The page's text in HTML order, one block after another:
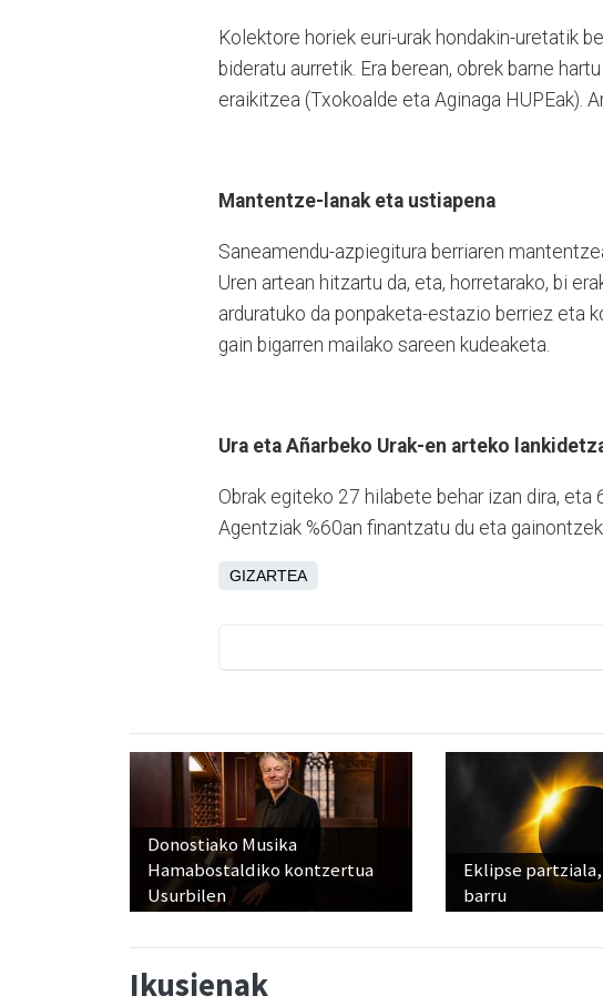
Kolektore horiek euri-urak hondakin-uretatik
bideratu aurretik. Era berean, obrek barne
eraikitzea (Txokoalde eta Aginaga HUPEak).
Mantentze-lanak eta ustiapena
Saneamendu-azpiegitura berriaren
Uren artean hitzartu da, eta, horretarako, bi
arduratuko da ponpaketa-estazio berriez eta
gain bigarren mailako sareen kudeaketa.
Ura eta Añarbeko Urak-en arteko
Obrak egiteko 27 hilabete behar izan dira, eta
Agentziak %60an finantzatu du eta
GIZARTEA
Donostiako Musika
Hamabostaldiko kontzertua
Usurbilen
Eklipse
barru
Ikusienak